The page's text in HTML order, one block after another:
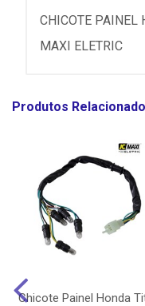
CHICOTE
MAXI ELETRIC
Produtos
Chicote Painel Honda